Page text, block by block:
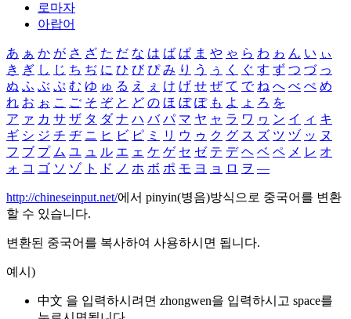
로마자
아랍어
あ ぁ か が さ ざ た だ な は ば ぱ ま や ゃ ら わ ゎ ん い ぃ
き ぎ し じ ち ぢ に ひ び ぴ み り う ぅ く ぐ す ず つ づ っ
ぬ ふ ぶ ぷ む ゆ ゅ る え ぇ け げ せ ぜ て で ね へ べ ぺ め
れ お ぉ こ ご そ ぞ と ど の ほ ぼ ぽ も よ ょ ろ を
ア ァ カ サ ザ タ ダ ナ ハ バ パ マ ヤ ャ ラ ワ ヮ ン イ ィ キ
ギ シ ジ チ ヂ ニ ヒ ビ ピ ミ リ ウ ゥ ク グ ス ズ ツ ヅ ッ ヌ
フ ブ プ ム ユ ュ ル エ ェ ケ ゲ セ ゼ テ デ ヘ ベ ペ メ レ オ
ォ コ ゴ ソ ゾ ト ド ノ ホ ボ ポ モ ヨ ョ ロ ヲ ―
http://chineseinput.net/에서 pinyin(병음)방식으로 중국어를 변환
할 수 있습니다.
변환된 중국어를 복사하여 사용하시면 됩니다.
예시)
中文 을 입력하시려면 zhongwen을 입력하시고 space를